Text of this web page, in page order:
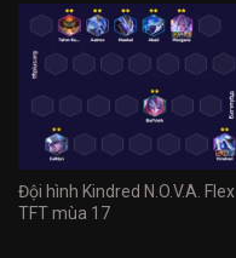
Đội hình Kindred N.O.V.A. Flex
TFT mùa 17